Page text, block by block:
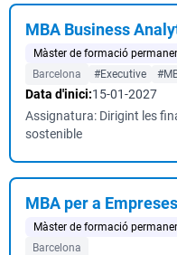
MBA Business
Màster de formació
Barcelona
#Executive
Data d'inici:15-01-2027
Assignatura: Dirigint les
sostenible
MBA per a
Màster de formació
Barcelona